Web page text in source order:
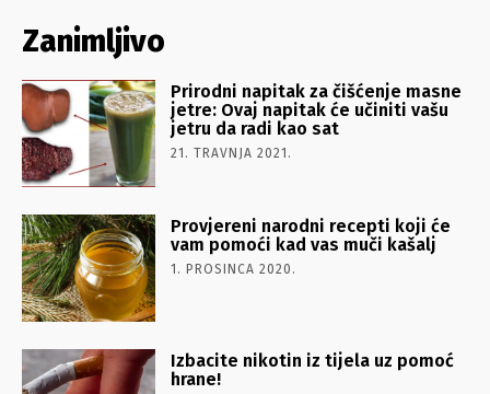
Zanimljivo
Prirodni napitak za čišćenje masne
jetre: Ovaj napitak će učiniti vašu
jetru da radi kao sat
21. TRAVNJA 2021.
Provjereni narodni recepti koji će
vam pomoći kad vas muči kašalj
1. PROSINCA 2020.
Izbacite nikotin iz tijela uz pomoć
hrane!